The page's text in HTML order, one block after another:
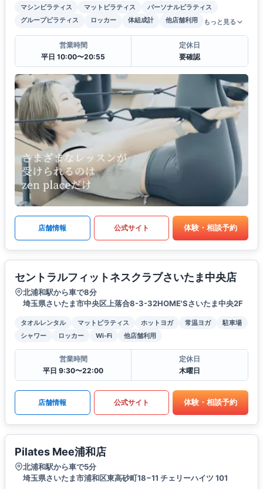
マシンピラティス マットピラティス
パーソナルピラティス
グループピラティス
ロッカー 体組成計 他店舗利用 もっと見る
営業時間
平日 10:00〜20:55
定休日
要確認
店舗情報 公式サイト 体験・相談予約
セントラルフィットネスクラブさいたま中央店
北浦和駅から車で8分
埼玉県さいたま市中央区上落合8-3-32HOME'Sさいたま中央2F
タオルレンタル マットピラティス ホットヨガ 常温ヨガ
駐車場
シャワー
ロッカー Wi-Fi 他店舗利用
営業時間
平日 9:30〜22:00
定休日
木曜日
店舗情報 公式サイト 体験・相談予約
Pilates Mee浦和店
北浦和駅から車で5分
埼玉県さいたま市浦和区東高砂町18−11 チェリーハイツ 101